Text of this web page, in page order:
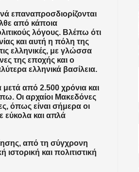
επαναπροσδιορίζονται
από κάποια
λόγους. Βλέπω ότι
και αυτή η πόλη της
ελληνικές, με γλώσσα
της εποχής και ο
ελληνικά βασίλεια.
μετά από 2.500 χρόνια και
Οι αρχαίοι Μακεδόνες
όπως είναι σήμερα οι
εύκολα και απλά
από τη σύγχρονη
και πολιτιστική